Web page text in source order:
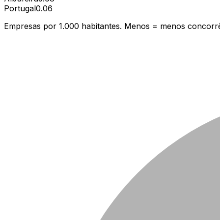
Portugal0.06
Empresas por 1.000 habitantes. Menos = menos